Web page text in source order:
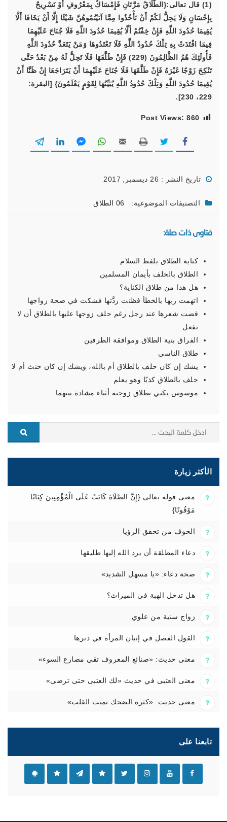
(1) قال تعالى:{الطَّلَاقُ مَرَّتَانِ فَإِمْسَاكٌ بِمَعْرُوفٍ أَوْ تَسْرِيحٌ
بِإِحْسَانٍ وَلَا يَحِلُّ لَكُمْ أَنْ تَأْخُذُوا مِمَّا آتَيْتُمُوهُنَّ شَيْئًا إِلَّا أَنْ يَخَافَا أَلَّا
يُقِيمَا حُدُودَ اللَّهِ فَإِنْ خِفْتُمْ أَلَّا يُقِيمَا حُدُودَ اللَّهِ فَلَا جُنَاحَ عَلَيْهِمَا
فِيمَا افْتَدَتْ بِهِ تِلْكَ حُدُودُ اللَّهِ فَلَا تَعْتَدُوهَا وَمَنْ يَتَعَدَّ حُدُودَ اللَّهِ
فَأُولَئِكَ هُمُ الظَّالِمُونَ (229) فَإِنْ طَلَّقَهَا فَلَا تَحِلُّ لَهُ مِنْ بَعْدُ حَتَّى
تَنْكِحَ زَوْجًا غَيْرَهُ فَإِنْ طَلَّقَهَا فَلَا جُنَاحَ عَلَيْهِمَا أَنْ يَتَرَاجَعَا إِنْ ظَنَّا أَنْ
يُقِيمَا حُدُودَ اللَّهِ وَتِلْكَ حُدُودُ اللَّهِ يُبَيِّنُهَا لِقَوْمٍ يَعْلَمُونَ} [البقرة:
229، 230].
Post Views: 860
تاريخ النشر : 26 ديسمبر, 2017
التصنيفات الموضوعية: 06 الطلاق
فتاوى ذات صلة:
كناية الطلاق بلفظ السلام
الطلاق بالحلف بأيمان المسلمين
هل هذا من طلاق الكناية؟
اتهمت ربها بالخطأ فظنت ردَّتها فشكت في صحة زواجها
قصت شعرها عند رجل رغم حلف زوجها عليها بالطلاق أن لا
تفعل
الفراق بنية الطلاق وموافقة الطرفين
طلاق الناسي
يشك إن كان حلف بالطلاق أم بالله، ويشك إن كان حنث أم لا
حلف بالطلاق كذبًا وهو يعلم
موسوس يكني بطلاق زوجته أثناء مشادة بينهما
الأكثر زيارة
معنى قوله تعالى:{إِنَّ الصَّلَاةَ كَانَتْ عَلَى الْمُؤْمِنِينَ كِتَابًا
مَوْقُوتًا}
الخوف من تحقق الرؤيا
دعاء المطلقة أن يرد الله إليها طليقها
صحة دعاء: «يا مسهل الشديد»
هل تدخل الهبة في الميراث؟
زواج سنية من علوي
القول الفصل في إتيان المرأة في دبرها
معنى حديث: «صنائع المعروف تقي مصارع السوء»
معنى العتبى في حديث «لك العتبى حتى ترضى»
معنى حديث: «كثرة الضحك تميت القلب»
تابعنا على